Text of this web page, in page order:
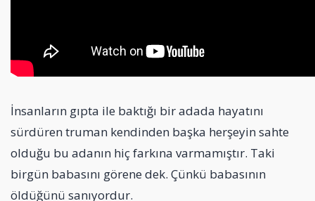
İnsanların gıpta ile baktığı bir adada hayatını
sürdüren truman kendinden başka herşeyin sahte
olduğu bu adanın hiç farkına varmamıştır. Taki
birgün babasını görene dek. Çünkü babasının
öldüğünü sanıyordur.